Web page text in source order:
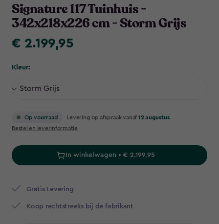
Signature 117 Tuinhuis -
342x218x226 cm - Storm Grijs
€
€ 2.199,95
Kleur:
Op voorraad Levering op afspraak vanaf 12 augustus
Bestel en leverinformatie
In winkelwagen • € 2.199,95
Gratis Levering​
Koop rechtstreeks bij de fabrikant